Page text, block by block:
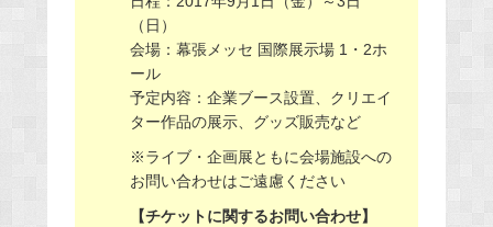
（日）
会場：幕張メッセ 国際展示場 1・2ホ
ール
予定内容：企業ブース設置、クリエイ
ター作品の展示、グッズ販売など
※ライブ・企画展ともに会場施設への
お問い合わせはご遠慮ください
【チケットに関するお問い合わせ】